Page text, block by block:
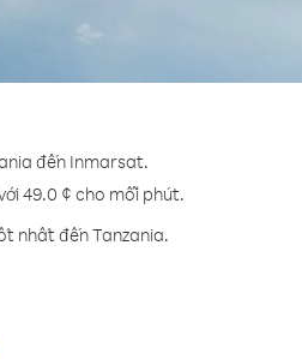
đến Inmarsat.
49.0 ¢ cho mỗi phút.
nhất đến Tanzania.